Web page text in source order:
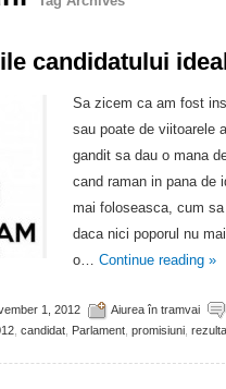
candidatului
Sa zicem ca am fost
sau poate de viitoarele
gandit sa dau o mana
cand raman in pana de
mai foloseasca, cum
daca nici poporul nu
o… Continue reading »
1, 2012 Aiurea în tramvai
candidat Parlament promisiuni